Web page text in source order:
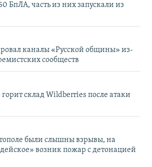
БпЛА, часть из них запускали из
каналы «Русской общины» из-
сообществ
склад Wildberries после атаки
были слышны взрывы, на
возник пожар с детонацией